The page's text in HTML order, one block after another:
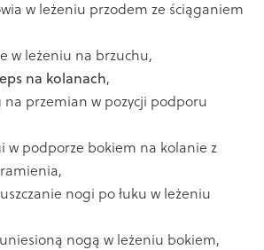
w leżeniu przodem ze ściąganiem
w leżeniu na brzuchu,
na kolanach,
na przemian w pozycji podporu
w podporze bokiem na kolanie z
nogi po łuku w leżeniu
nogą w leżeniu bokiem,